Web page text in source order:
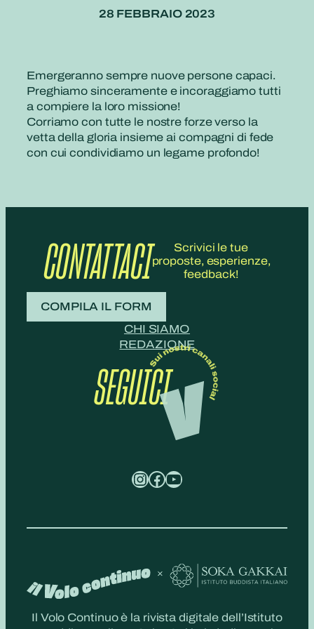
28 FEBBRAIO 2023
Emergeranno sempre nuove persone capaci.
Preghiamo sinceramente e incoraggiamo tutti
a compiere la loro missione!
Corriamo con tutte le nostre forze verso la
vetta della gloria insieme ai compagni di fede
con cui condividiamo un legame profondo!
CONTATTACI
Scrivici le tue
proposte, esperienze,
feedback!
COMPILA IL FORM
CHI SIAMO
REDAZIONE
SEGUICI
InstagramFacebook YouTube
Il Volo Continuo è la rivista digitale dell’Istituto